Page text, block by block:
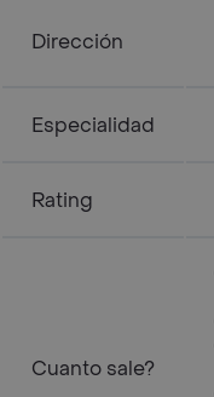
Dirección
Especialidad
Rating
Cuanto sale?